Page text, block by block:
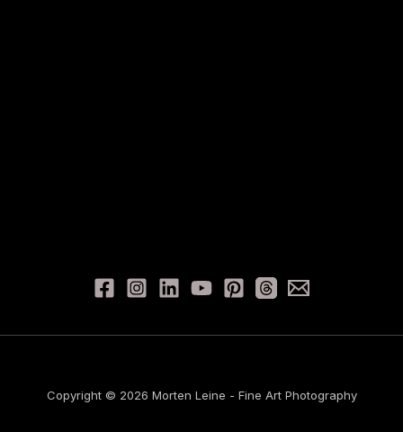
Copyright © 2026 Morten Leine - Fine Art Photography